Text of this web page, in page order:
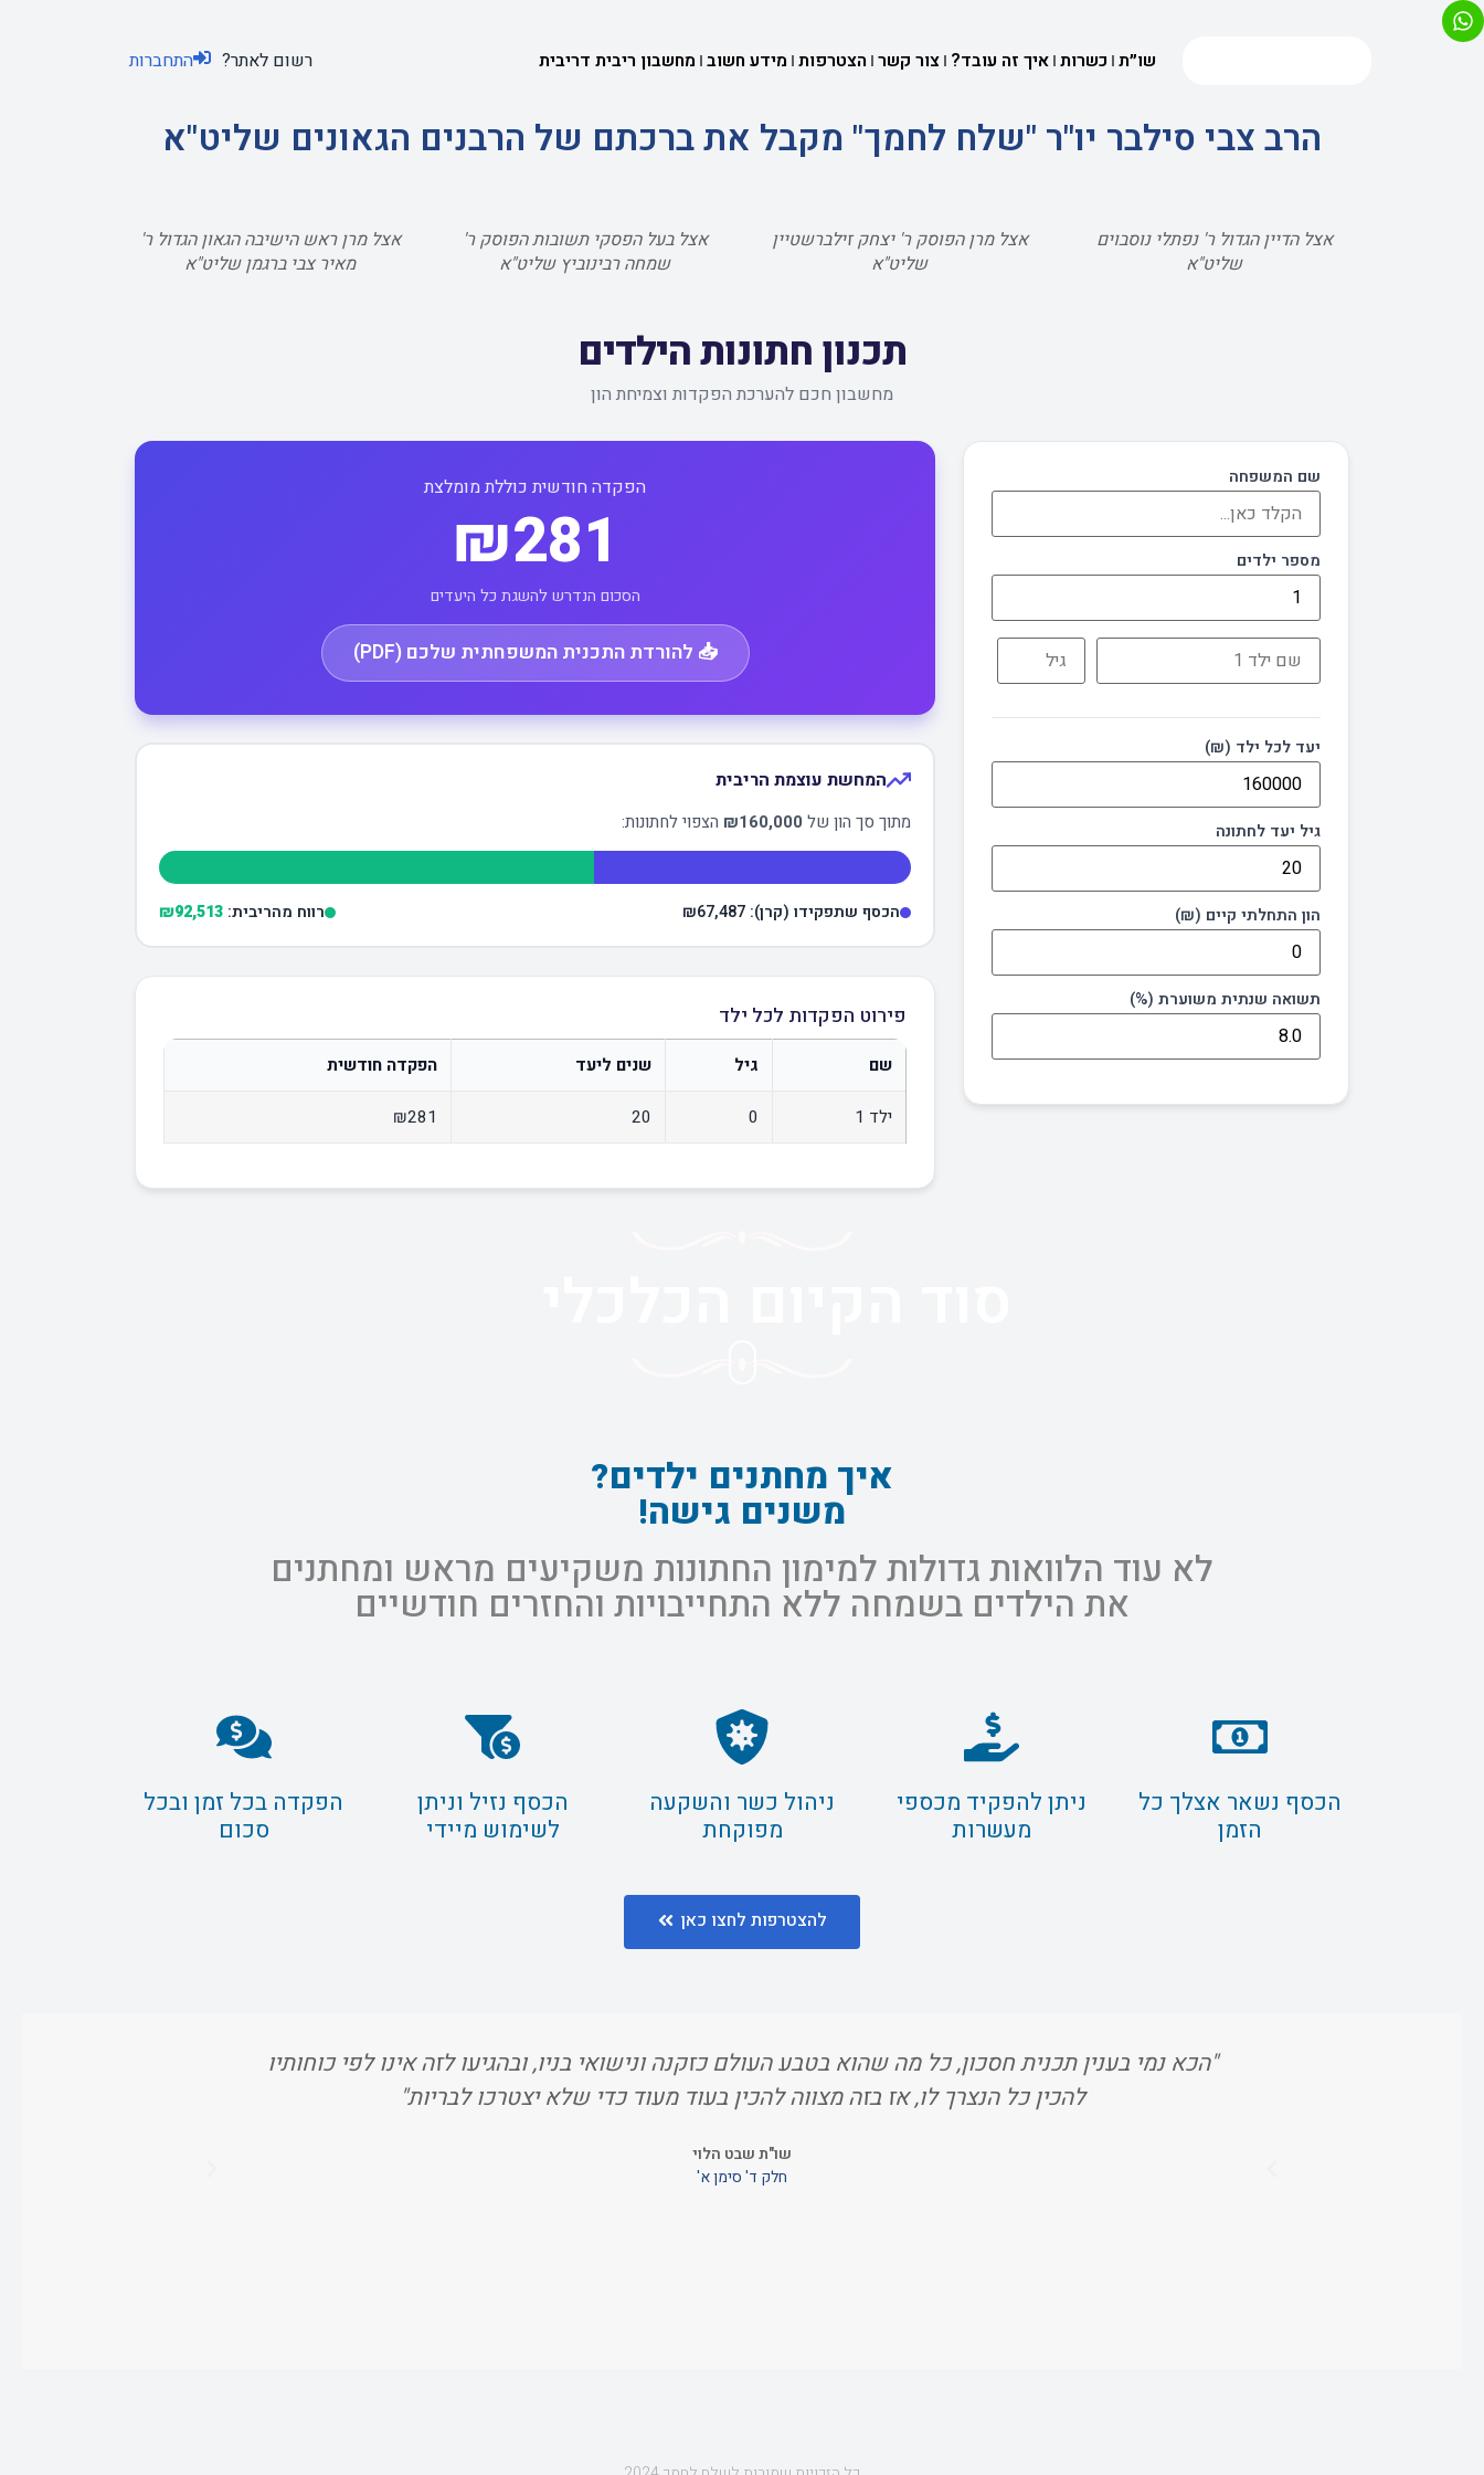
שו״ת כשרות איך זה עובד? צור קשר הצטרפות מידע חשוב מחשבון ריבית דריבית רשום לאתר? התחברות
הרב צבי סילבר יו"ר "שלח לחמך" מקבל את ברכתם של הרבנים הגאונים שליט"א
אצל הדיין הגדול ר' נפתלי נוסבוים
שליט"א
אצל מרן הפוסק ר' יצחק זילברשטיין
שליט"א
אצל בעל הפסקי תשובות הפוסק ר'
שמחה רבינוביץ שליט"א
אצל מרן ראש הישיבה הגאון הגדול ר'
מאיר צבי ברגמן שליט"א
תכנון חתונות הילדים
מחשבון חכם להערכת הפקדות וצמיחת הון
שם המשפחה
מספר ילדים
יעד לכל ילד (₪)
גיל יעד לחתונה
הון התחלתי קיים (₪)
תשואה שנתית משוערת (%)
הפקדה חודשית כוללת מומלצת
₪281
הסכום הנדרש להשגת כל היעדים
📥 להורדת התכנית המשפחתית שלכם (PDF)
המחשת עוצמת הריבית
מתוך סך הון של₪160,000 הצפוי לחתונות:
הכסף שתפקידו (קרן): ₪67,487 רווח מהריבית: ₪92,513
פירוט הפקדות לכל ילד
שם גיל שנים ליעד הפקדה חודשית
ילד 1 0
20
₪281
איך מחתנים ילדים?
משנים גישה!
לא עוד הלוואות גדולות למימון החתונות משקיעים מראש ומחתנים
את הילדים בשמחה ללא התחייבויות והחזרים חודשיים
הכסף נשאר אצלך כל
הזמן
ניתן להפקיד מכספי
מעשרות
ניהול כשר והשקעה
מפוקחת
הכסף נזיל וניתן
לשימוש מיידי
הפקדה בכל זמן ובכל
סכום
להצטרפות לחצו כאן
"הכא נמי בענין תכנית חסכון, כל מה שהוא בטבע העולם כזקנה ונישואי בניו, ובהגיעו לזה אינו לפי כוחותיו
להכין כל הנצרך לו, אז בזה מצווה להכין בעוד מעוד כדי שלא יצטרכו לבריות"
שו"ת שבט הלוי
חלק ד' סימן א'